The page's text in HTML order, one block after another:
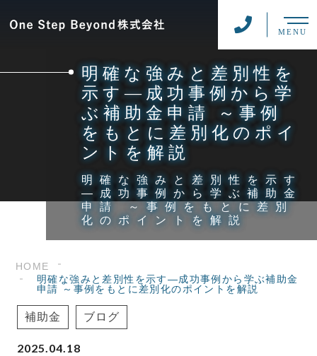
MENU
明確な強みと差別性を
示す―成功事例から学
ぶ補助金申請 ～事例
をもとに差別化のポイ
ントを解説
明確な強みと差別性を示す
―成功事例から学ぶ補助金
申請 ～事例をもとに差別
化のポイントを解説
HOME
明確な強みと差別性を示す―成功事例から学ぶ補助金
申請 ～事例をもとに差別化のポイントを解説
補助金 ブログ
2025.04.18